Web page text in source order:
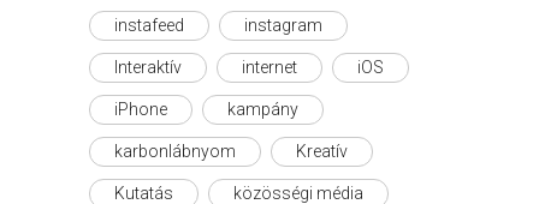
instafeed instagram
Interaktív internet iOS
iPhone kampány
karbonlábnyom Kreatív
Kutatás közösségi média